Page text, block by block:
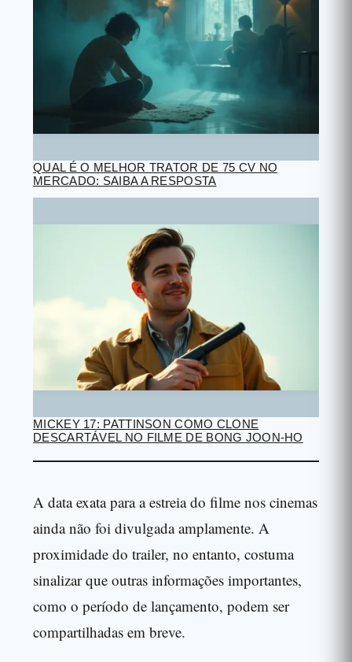
QUAL É O MELHOR TRATOR DE 75 CV NO
MERCADO: SAIBA A RESPOSTA
MICKEY 17: PATTINSON COMO CLONE
DESCARTÁVEL NO FILME DE BONG JOON-HO
A data exata para a estreia do filme nos cinemas
ainda não foi divulgada amplamente. A
proximidade do trailer, no entanto, costuma
sinalizar que outras informações importantes,
como o período de lançamento, podem ser
compartilhadas em breve.